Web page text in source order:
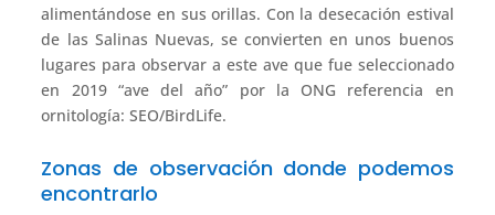
alimentándose en sus orillas. Con la desecación estival
de las Salinas Nuevas, se convierten en unos buenos
lugares para observar a este ave que fue seleccionado
en 2019 “ave del año” por la ONG referencia en
ornitología: SEO/BirdLife.
Zonas de observación donde podemos
encontrarlo